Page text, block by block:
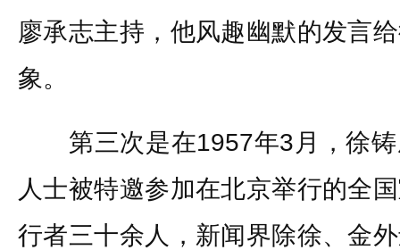
廖承志主持，他风趣幽默的发言
象。
第三次是在1957年3月，徐铸
人士被特邀参加在北京举行的全
行者三十余人，新闻界除徐、金